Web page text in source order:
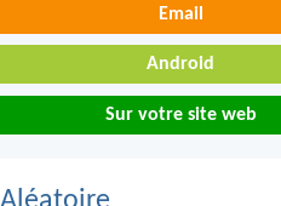
Email
Android
Sur votre site web